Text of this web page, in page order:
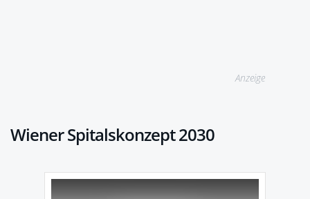
Anzeige
Wiener Spitalskonzept 2030